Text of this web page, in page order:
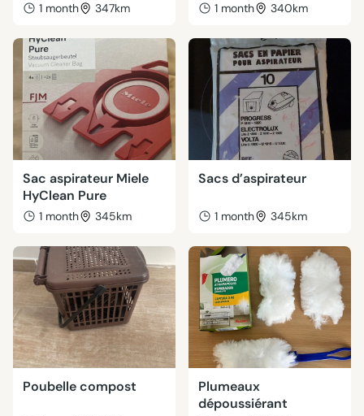
1 month 347km 1 month 340km
Sac aspirateur Miele
HyClean Pure
1 month 345km
Sacs d’aspirateur
1 month 345km
Poubelle compost
Plumeaux
dépoussiérant